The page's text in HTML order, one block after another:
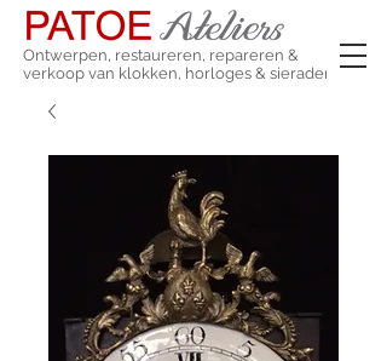
Ontwerpen, restaureren, repareren &
verkoop van klokken, horloges & sieraden